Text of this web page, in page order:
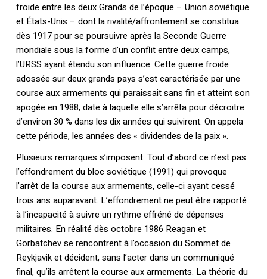
froide entre les deux Grands de l’époque – Union soviétique
et États-Unis – dont la rivalité/affrontement se constitua
dès 1917 pour se poursuivre après la Seconde Guerre
mondiale sous la forme d’un conflit entre deux camps,
l’URSS ayant étendu son influence. Cette guerre froide
adossée sur deux grands pays s’est caractérisée par une
course aux armements qui paraissait sans fin et atteint son
apogée en 1988, date à laquelle elle s’arrêta pour décroitre
d’environ 30 % dans les dix années qui suivirent. On appela
cette période, les années des « dividendes de la paix ».
Plusieurs remarques s’imposent. Tout d’abord ce n’est pas
l’effondrement du bloc soviétique (1991) qui provoque
l’arrêt de la course aux armements, celle-ci ayant cessé
trois ans auparavant. L’effondrement ne peut être rapporté
à l’incapacité à suivre un rythme effréné de dépenses
militaires. En réalité dès octobre 1986 Reagan et
Gorbatchev se rencontrent à l’occasion du Sommet de
Reykjavik et décident, sans l’acter dans un communiqué
final, qu’ils arrêtent la course aux armements. La théorie du